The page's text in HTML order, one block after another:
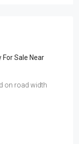
For Sale Near
on road width